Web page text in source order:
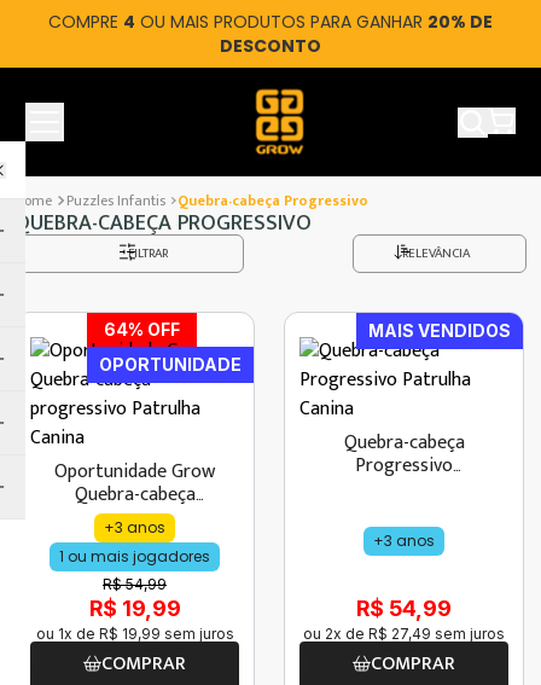
COMPRE 4 OU MAIS PRODUTOS PARA GANHAR 20% DE
DESCONTO
Ver
Puzzles Infantis Quebra-cabeça Progressivo
QUEBRA-CABEÇA PROGRESSIVO
FILTRAR RELEVÂNCIA
64% OFF
OPORTUNIDADE
Oportunidade Grow
Quebra-cabeça
progressivo Patrulha
Canina
+3 anos
1 ou mais jogadores
R$ 54,99
R$ 19,99
ou 1x de R$ 19,99 sem juros
COMPRAR
MAIS VENDIDOS
Quebra-cabeça
Progressivo
+3 anos
R$ 54,99
ou 2x de R$ 27,49 sem juros
COMPRAR